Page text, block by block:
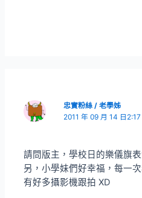
忠實粉絲 / 老學姊
2011 年 09 月 14 日
請問版主，學校日的樂儀旗
另，小學妹們好幸福，每一
有好多攝影機跟拍 XD